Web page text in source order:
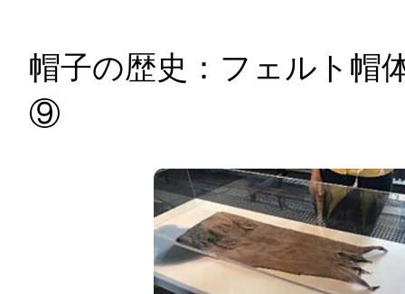
帽子の歴史：フェルト帽
⑨